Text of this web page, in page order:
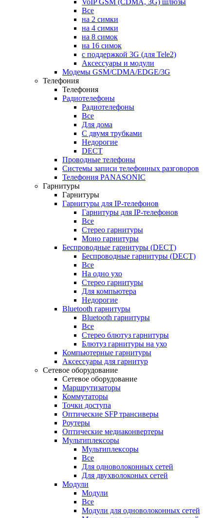
VoIP GSM (CDMA, 3G) шлюзы
Все
на 2 симки
на 4 симки
на 8 симок
на 16 симок
с поддержкой 3G (для Tele2)
Аксессуары и модули
Модемы GSM/CDMA/EDGE/3G
Телефония
Телефония
Радиотелефоны
Радиотелефоны
Все
Для дома
С двумя трубками
Недорогие
DECT
Проводные телефоны
Системы записи телефонных разговоров
Телефония PANASONIC
Гарнитуры
Гарнитуры
Гарнитуры для IP-телефонов
Гарнитуры для IP-телефонов
Все
Стерео гарнитуры
Моно гарнитуры
Беспроводные гарнитуры (DECT)
Беспроводные гарнитуры (DECT)
Все
На одно ухо
Стерео гарнитуры
Для компьютера
Недорогие
Bluetooth гарнитуры
Bluetooth гарнитуры
Все
Стерео блютуз гарнитуры
Блютуз гарнитуры на ухо
Компьютерные гарнитуры
Аксессуары для гарнитур
Сетевое оборудование
Сетевое оборудование
Маршрутизаторы
Коммутаторы
Точки доступа
Оптические SFP трансиверы
Роутеры
Оптические медиаконвертеры
Мультиплексоры
Мультиплексоры
Все
Для одноволоконных сетей
Для двухволоконых сетей
Модули
Модули
Все
Модули для одноволоконных сетей